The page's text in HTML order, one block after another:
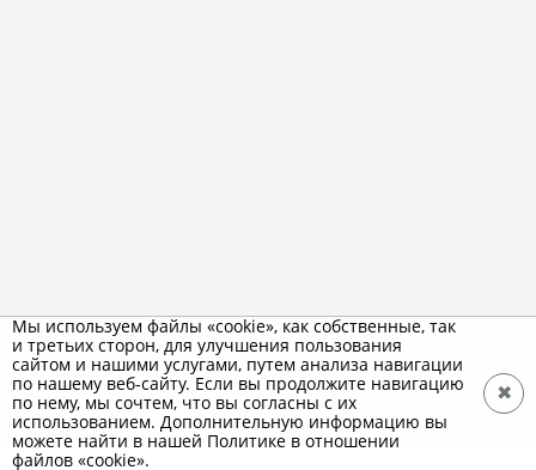
Мы используем файлы «cookie», как собственные, так
и третьих сторон, для улучшения пользования
сайтом и нашими услугами, путем анализа навигации
по нашему веб-сайту. Если вы продолжите навигацию
по нему, мы сочтем, что вы согласны с их
использованием. Дополнительную информацию вы
можете найти в нашей Политике в отношении
файлов «cookie».
✖